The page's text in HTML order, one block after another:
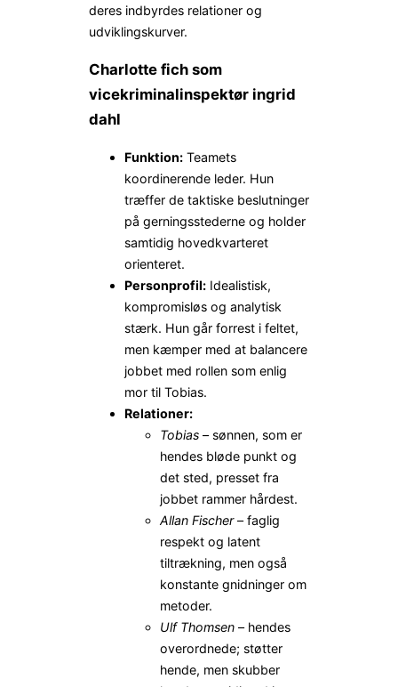
deres indbyrdes relationer og
udviklings­kurver.
Charlotte fich som
vicekriminalinspektør ingrid
dahl
Funktion: Teamets
koordinerende leder. Hun
træffer de taktiske beslutninger
på gerningsstederne og holder
samtidig hovedkvarteret
orienteret.
Personprofil: Idealistisk,
kompromisløs og analytisk
stærk. Hun går forrest i feltet,
men kæmper med at balancere
jobbet med rollen som enlig
mor til Tobias.
Relationer:
Tobias – sønnen, som er
hendes bløde punkt og
det sted, presset fra
jobbet rammer hårdest.
Allan Fischer– faglig
respekt og latent
tiltrækning, men også
konstante gnidninger om
metoder.
Ulf Thomsen – hendes
overordnede; støtter
hende, men skubber